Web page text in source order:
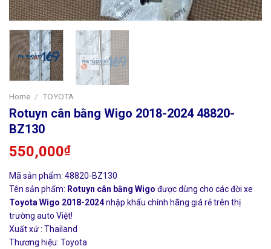
Home / TOYOTA
Rotuyn cân bằng Wigo 2018-2024 48820-
BZ130
550,000₫
Mã sản phẩm: 48820-BZ130
Tên sản phẩm: Rotuyn cân bằng Wigo được dùng cho các đời xe
Toyota Wigo 2018-2024nhập khẩu chính hãng giá rẻ trên thị
trường auto Việt!
Xuất xứ : Thailand
Thương hiệu: Toyota